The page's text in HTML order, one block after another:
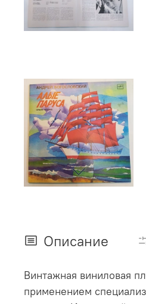
Описание
Винтажная виниловая
применением